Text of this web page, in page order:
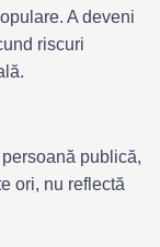
A deveni
riscuri
publică,
ori, nu reflectă